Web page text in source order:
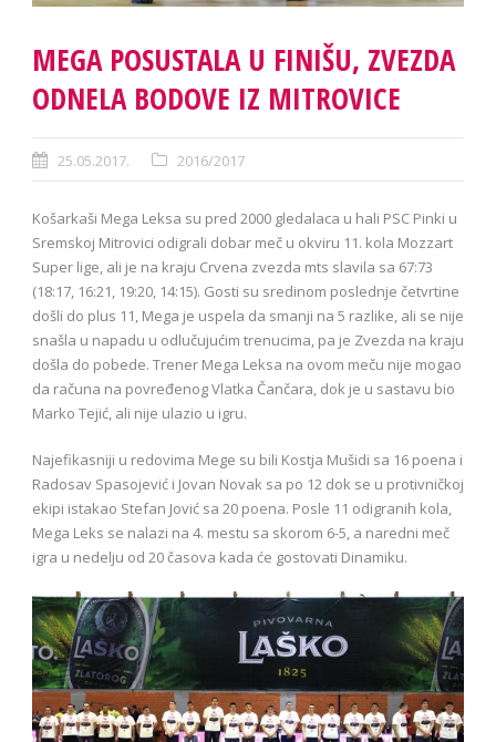
MEGA POSUSTALA U FINIŠU, ZVEZDA
ODNELA BODOVE IZ MITROVICE
25.05.2017. 2016/2017
Košarkaši Mega Leksa su pred 2000 gledalaca u hali PSC Pinki u
Sremskoj Mitrovici odigrali dobar meč u okviru 11. kola Mozzart
Super lige, ali je na kraju Crvena zvezda mts slavila sa 67:73
(18:17, 16:21, 19:20, 14:15). Gosti su sredinom poslednje četvrtine
došli do plus 11, Mega je uspela da smanji na 5 razlike, ali se nije
snašla u napadu u odlučujućim trenucima, pa je Zvezda na kraju
došla do pobede. Trener Mega Leksa na ovom meču nije mogao
da računa na povređenog Vlatka Čančara, dok je u sastavu bio
Marko Tejić, ali nije ulazio u igru.
Najefikasniji u redovima Mege su bili Kostja Mušidi sa 16 poena i
Radosav Spasojević i Jovan Novak sa po 12 dok se u protivničkoj
ekipi istakao Stefan Jović sa 20 poena. Posle 11 odigranih kola,
Mega Leks se nalazi na 4. mestu sa skorom 6-5, a naredni meč
igra u nedelju od 20 časova kada će gostovati Dinamiku.